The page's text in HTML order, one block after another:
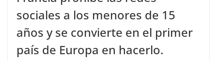
sociales a los menores de 15
años y se convierte en el primer
país de Europa en hacerlo.